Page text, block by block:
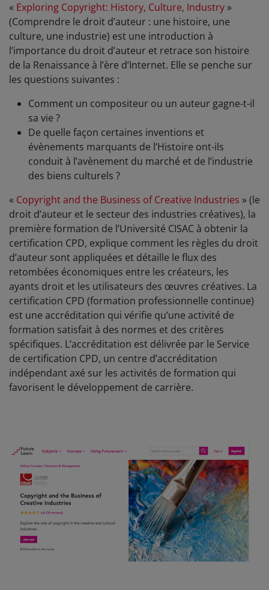
« Exploring Copyright: History, Culture, Industry »
(Comprendre le droit d’auteur : une histoire, une
culture, une industrie) est une introduction à
l’importance du droit d’auteur et retrace son histoire
de la Renaissance à l’ère d’Internet. Elle se penche sur
les questions suivantes :
Comment un compositeur ou un auteur gagne-t-il
sa vie ?
De quelle façon certaines inventions et
évènements marquants de l’Histoire ont-ils
conduit à l’avènement du marché et de l’industrie
des biens culturels ?
« Copyright and the Business of Creative Industries » (le
droit d’auteur et le secteur des industries créatives), la
première formation de l’Université CISAC à obtenir la
certification CPD, explique comment les règles du droit
d’auteur sont appliquées et détaille le flux des
retombées économiques entre les créateurs, les
ayants droit et les utilisateurs des œuvres créatives. La
certification CPD (formation professionnelle continue)
est une accréditation qui vérifie qu’une activité de
formation satisfait à des normes et des critères
spécifiques. L’accréditation est délivrée par le Service
de certification CPD, un centre d’accréditation
indépendant axé sur les activités de formation qui
favorisent le développement de carrière.